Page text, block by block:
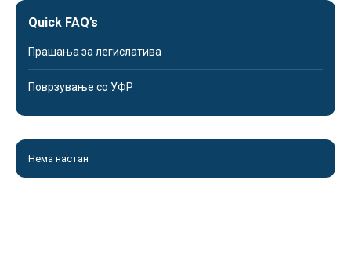
Quick FAQ’s
Прашања за легислатива
Поврзување со УФР
Нема настан